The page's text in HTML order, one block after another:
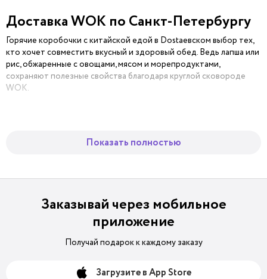
Доставка WOK по Санкт-Петербургу
Горячие коробочки с китайской едой в Dostaевском выбор тех,
кто хочет совместить вкусный и здоровый обед. Ведь лапша или
рис, обжаренные с овощами, мясом и морепродуктами,
сохраняют полезные свойства благодаря круглой сковороде
WOK.
а его круглая поверхность нагревается быстро и равномерно.
Dostaевском
Мы готовим традиционные блюда и фирменные рецепты —
лапшой и тонко нарезанными овощами.
терияки с удоном, гречневой лапшой или рассыпчатым рисом.
Тот же рис можно съесть с питательным наполнителем из
Показать полностью
Заказывай через мобильное
приложение
Получай подарок к каждому заказу
Загрузите в App Store